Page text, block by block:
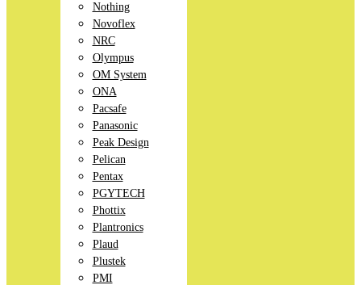
Nothing
Novoflex
NRC
Olympus
OM System
ONA
Pacsafe
Panasonic
Peak Design
Pelican
Pentax
PGYTECH
Phottix
Plantronics
Plaud
Plustek
PMI